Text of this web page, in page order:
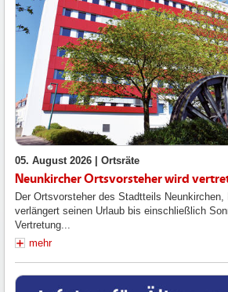
05. August 2026 | Ortsräte
Neunkircher Ortsvorsteher wird
Der Ortsvorsteher des Stadtteils Neunkirchen,
verlängert seinen Urlaub bis einschließlich
Vertretung...
mehr